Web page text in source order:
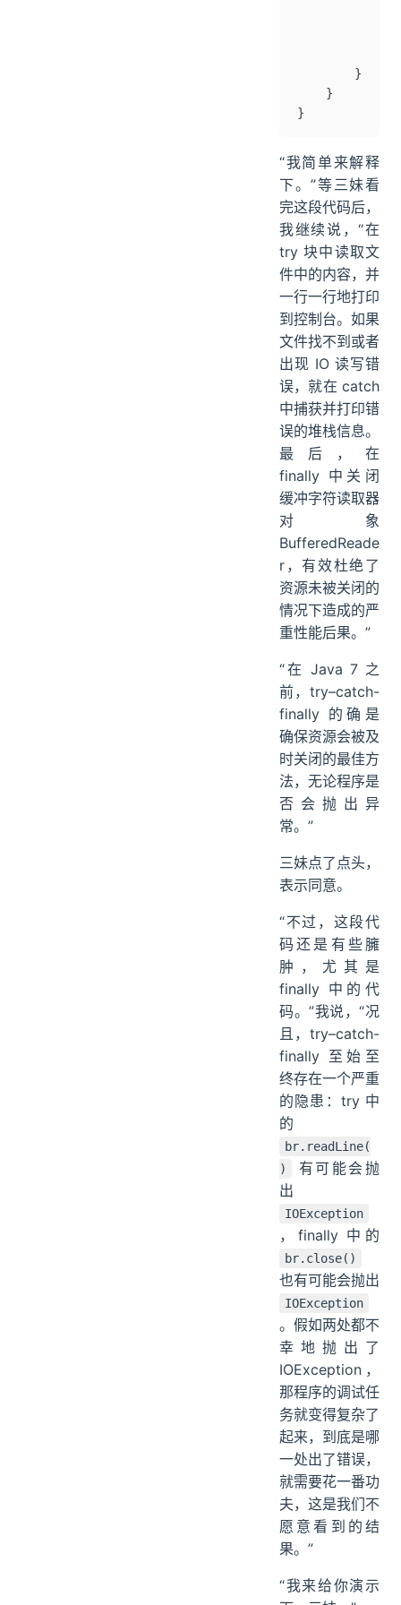
        }
    }
}
“我简单来解释
下。”等三妹看
完这段代码后，
我继续说，“在
try 块中读取文
件中的内容，并
一行一行地打印
到控制台。如果
文件找不到或者
出现 IO 读写错
误，就在 catch
中捕获并打印错
误的堆栈信息。
最后，在
finally 中关闭
缓冲字符读取器
对象
BufferedReade
r，有效杜绝了
资源未被关闭的
情况下造成的严
重性能后果。”
“在 Java 7 之
前，try–catch-
finally 的确是
确保资源会被及
时关闭的最佳方
法，无论程序是
否会抛出异
常。”
三妹点了点头，
表示同意。
“不过，这段代
码还是有些臃
肿，尤其是
finally 中的代
码。”我说，“况
且，try–catch-
finally 至始至
终存在一个严重
的隐患：try 中
的
br.readLine(
)
有可能会抛
出
IOException
，finally 中的
br.close()
也有可能会抛出
IOException
。假如两处都不
幸地抛出了
IOException，
那程序的调试任
务就变得复杂了
起来，到底是哪
一处出了错误，
就需要花一番功
夫，这是我们不
愿意看到的结
果。”
“我来给你演示